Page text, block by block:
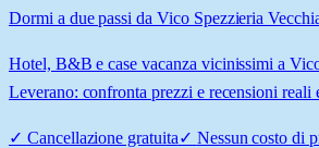
Dormi a due passi da Vico Spezzieria
Hotel, B&B e case vacanza vicinissimi a
Leverano: confronta prezzi e recensioni reali
✓ Cancellazione gratuita✓ Nessun costo di